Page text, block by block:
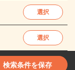
選択
選択
検索条件を保存